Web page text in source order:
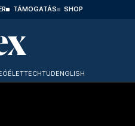
TÁMOGATÁS SHOP
ÉLETTECHTUDENGLISH